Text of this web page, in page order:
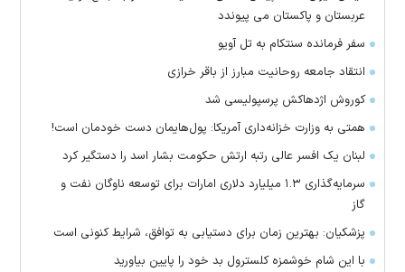
عربستان و پاکستان می پیوندد
سفر فرمانده سنتکام به تل آویو
انتقاد جامعه روحانیت مبارز از باقر خرازی
کوروش اژدهاکش پرسپولیسی شد
همتی به وزارت خزانه‌داری آمریکا: پول‌هایمان دست خودمان است!
لبنان یک افسر عالی رتبه ارتش حکومت بشار اسد را دستگیر کرد
سرمایه‌گذاری ۱.۳ میلیارد دلاری امارات برای توسعه ناوگان نفت و
گاز
پزشکیان: بهترین زمان برای دستیابی به توافق، شرایط کنونی است
با این شام خوشمزه کلسترول بد خود را پایین بیاورید